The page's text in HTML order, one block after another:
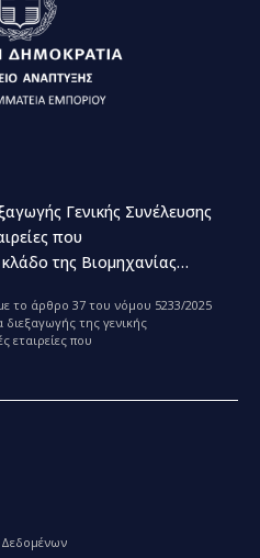
Γενικής Συνέλευσης
που
της Βιομηχανίας
το άρθρο 37 του νόμου 5233/2025
διεξαγωγής της γενικής
εταιρείες που